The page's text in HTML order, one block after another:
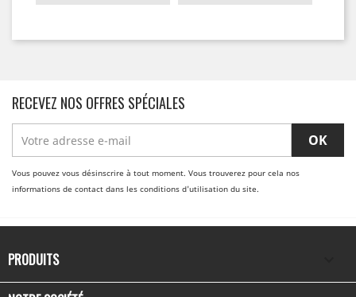
RECEVEZ NOS OFFRES SPÉCIALES
Vous pouvez vous désinscrire à tout moment. Vous trouverez pour cela nos
informations de contact dans les conditions d'utilisation du site.
PRODUITS